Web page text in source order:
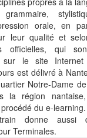
grammaire,
orale, en
leur qualité et
officielles, qui
sur le site
est délivré à
Notre-Dame
la région
du e-
donne aussi
Terminales.